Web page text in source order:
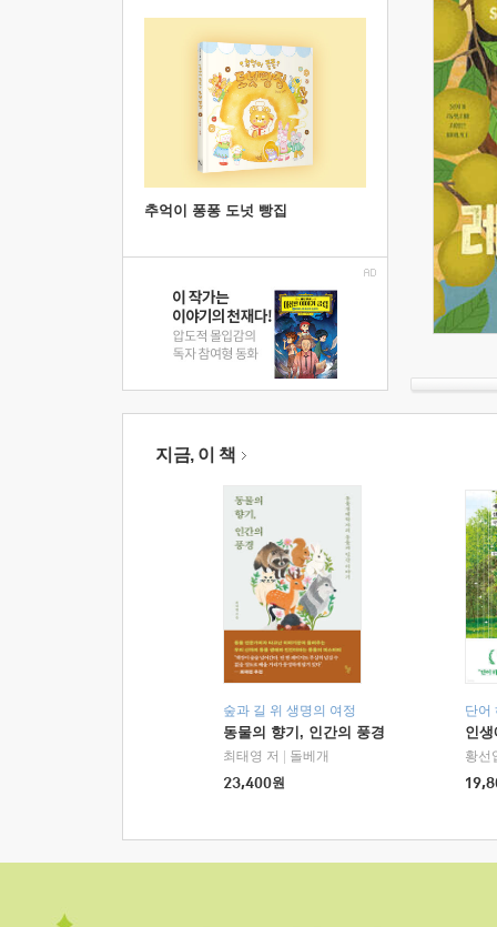
추억이 퐁퐁 도넛 빵집
지금, 이 책
숲과 길 위 생명의 여정
동물의 향기, 인간의 풍경
최태영 저
돌베개
23,400원
단어
인
황선